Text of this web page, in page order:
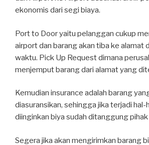
ekonomis dari segi biaya.
Port to Door yaitu pelanggan cukup
airport dan barang akan tiba ke alamat
waktu. Pick Up Request dimana
menjemput barang dari alamat yang
Kemudian insurance adalah barang
diasuransikan, sehingga jika terjadi hal-
diinginkan biya sudah ditanggung pihak
Segera jika akan mengirimkan barang